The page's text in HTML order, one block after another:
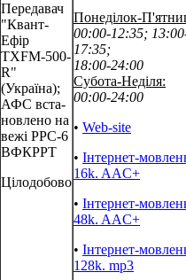
Передавач
"Квант-
Ефір
TXFM-500-
R"
(Україна);
АФС вста-
новлено на
вежі РРС-6
ВФКРРТ
Цілодобово
Понеділок-
00:00-12:35;
17:35;
18:00-24:00
Субота-Неділя:
00:00-24:00
• Web-site
• Інтернет-
16k. AAC+
• Інтернет-
48k. AAC+
• Інтернет-
128k. mp3